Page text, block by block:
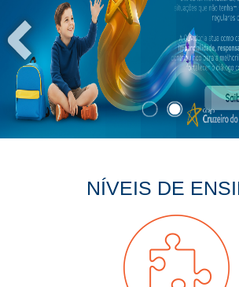
NÍVEIS DE